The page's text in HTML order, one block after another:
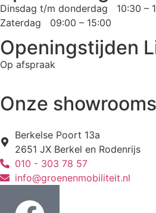
Dinsdag t/m donderdag 10:30 –
Zaterdag 09:00 – 15:00
Openingstijden
Op afspraak
Onze showrooms
Berkelse Poort 13a
2651 JX Berkel en Rodenrijs
010 - 303 78 57
info@groenenmobiliteit.nl